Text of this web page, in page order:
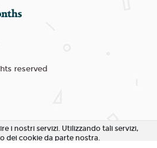
reserved
i nostri servizi. Utilizzando tali servizi,
dei cookie da parte nostra.